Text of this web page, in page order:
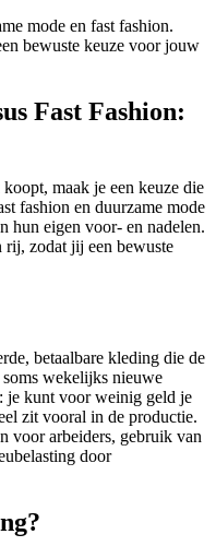
mode en fast fashion.
bewuste keuze voor jouw
Fast Fashion:
maak je een keuze die
fashion en duurzame mode
hun eigen voor- en nadelen.
rij, zodat jij een bewuste
betaalbare kleding die de
wekelijks nieuwe
je kunt voor weinig geld je
zit vooral in de productie.
voor arbeiders, gebruik van
door